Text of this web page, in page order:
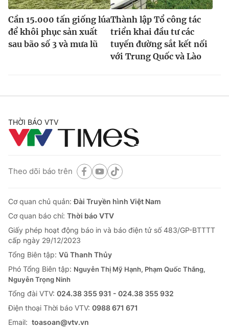
Cần 15.000 tấn giống lúa
để khôi phục sản xuất
sau bão số 3 và mưa lũ
Thành lập Tổ công tác
triển khai đầu tư các
tuyến đường sắt kết nối
với Trung Quốc và Lào
THỜI BÁO VTV
Theo dõi báo trên
Cơ quan chủ quản:Đài Truyền hình Việt Nam
Cơ quan báo chí: Thời báo VTV
Giấy phép hoạt động báo in và báo điện tử số 483/GP-BTTTT
cấp ngày 29/12/2023
Tổng Biên tập: Vũ Thanh Thủy
Phó Tổng Biên tập: Nguyễn Thị Mỹ Hạnh, Phạm Quốc Thắng,
Nguyễn Trọng Ninh
Tổng đài VTV: 024.38 355 931 - 024.38 355 932
Ðiện thoại Thời báo VTV: 0988 671 671
Email: toasoan@vtv.vn